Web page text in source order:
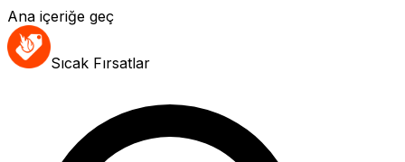
Ana içeriğe geç
Sıcak Fırsatlar